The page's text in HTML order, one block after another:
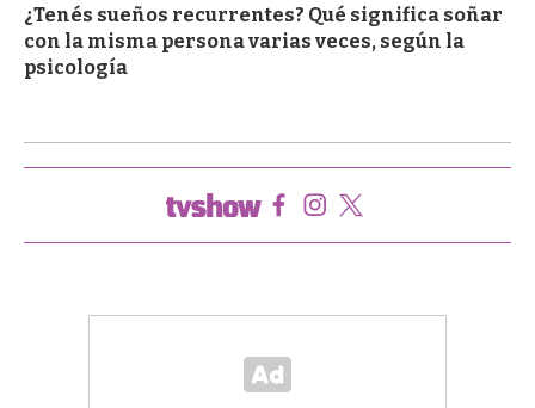
¿Tenés sueños recurrentes? Qué significa soñar
con la misma persona varias veces, según la
psicología